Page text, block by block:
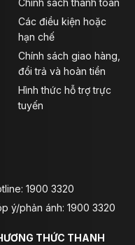
gối có thể tháo
với áo khoác.
Chính sách thanh toán
Các điều kiện hoặc
hạn chế
Chính sách giao hàng,
đổi trả và hoàn tiền
Hình thức hỗ trợ trực
tuyến
1900 3320
ý/phản ánh: 1900 3320
THỨC THANH